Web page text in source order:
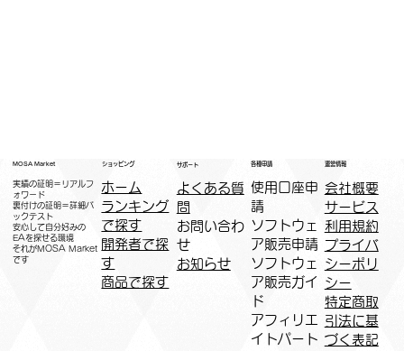
MOSA Market
実績の証明＝リアルフ
ォワード
裏付けの証明＝詳細バ
ックテスト
安心して自分好みの
EAを探せる環境
​それがMOSA Market
です
ショッピング
ホーム
ランキング
で探す
開発者で探
す
商品で探す
サポート
よくある質
問
お問い合わ
せ
お知らせ
各種申請
​使用口座申
請
ソフトウェ
ア販売申請
ソフトウェ
ア販売ガイ
ド
アフィリエ
イトパート
運営情報
会社概要
サービス
利用規約
プライバ
シーポリ
シー
特定商取
引法に基
づく表記